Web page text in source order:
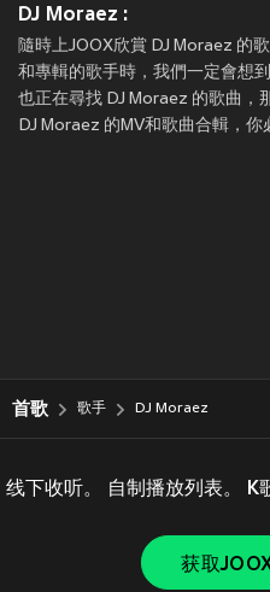
DJ Moraez :
隨時上JOOX欣賞 DJ Moraez 的
和專輯的歌手時，我們一定會想
也正在尋找 DJ Moraez 的歌曲，
DJ Moraez 的MV和歌曲合輯，你
首歌 歌手 DJ Moraez
线下收听。 自制播放列表。 K
获取